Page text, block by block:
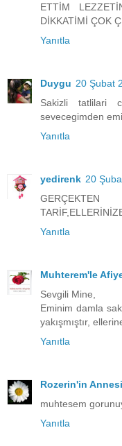
ETTİM
DİKKATİMİ ÇOK
Yanıtla
Duygu 20 Şubat
Sakizli tatlilari
sevecegimden
Yanıtla
yedirenk 20
Yanıtla
Muhterem'le
Sevgili Mine,
Eminim damla
yakışmıştır,
Yanıtla
Rozerin'in Annesi
muhtesem
Yanıtla